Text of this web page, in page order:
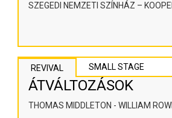
SZEGEDI NEMZETI SZÍNHÁZ –
REVIVAL SMALL STAGE
ÁTVÁLTOZÁSOK
THOMAS MIDDLETON - WILLIAM